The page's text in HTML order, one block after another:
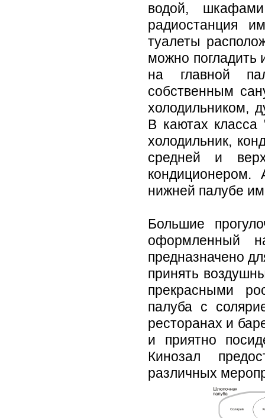
водой,
радиостанция
туалеты
можно погладить
на главной
собственным
холодильником,
В каютах класса
холодильник,
средней и
нижней палубе
Большие
оформленный
предназначено
принять
прекрасными
палуба с
ресторанах и
и приятно
Кинозал
различных